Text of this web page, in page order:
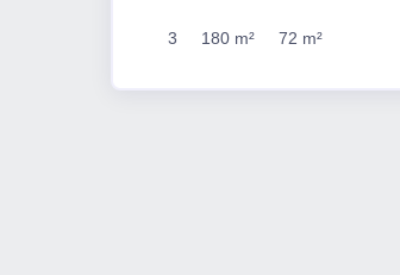
3 180 m² 72 m²